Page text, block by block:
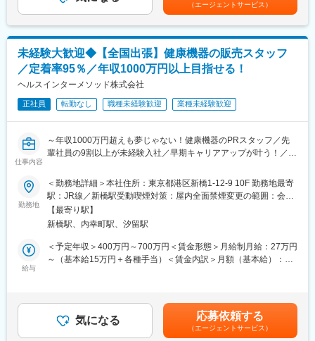
を頂くなど基礎的な知識を身につけてからの現場配属になりま
す。現場配属後も上長や先輩社員との営業動向や勉強会、年次や
階層別の研修プログラムを用意しているため、継続的に知識習得
をする環境が整っております。
※初期研修期間中は会社で手配するビジネスホテルに宿泊していた
だきます。
・マネージャー、本社部門など、長期的に多くのキャリアパスが
例）GROWプログラム：短期間にて他部署の業務体験が可能／社
内公募制度：職種、セクター間の異動を行える制度
変更の範囲：会社の定める業務
■具体的な業務：
◇据付（搬入・組立・調整・取扱い説明）
◇保守（保守契約・点検契約）
◇整備（保守に含まない部品等の交換）
◇修理（故障オンコールを受け訪問し復旧）
MRI装置、CT装置、X線撮影装置、超音波診断装置、骨密度測定
装置等
病院、クリニック等の医療機関
お客様が満足する製品・サービス・ソリューションを提供するこ
とで、医療業界の課題を解決し人々の健康や豊かな生活に貢献す
ることができます。
■教育制度：
千葉県柏市にある研修施設でサービスエンジニアとしての研修実
施の場合があります。また、ビジネス基礎力向上のため富士フイ
変更の範囲：会社の定める業務
（エージェントサービス）
未経験大歓迎◆【全国出張】健康機器の販売スタッフ
／定着率95％／年収1000万円以上目指せる！
ヘルスインターメソッド株式会社
正社員 転勤なし 職種未経験歓迎 業種未経験歓迎
仕事内容
～年収1000万円超えも夢じゃない！健康機器のPRスタッフ／先
輩社員の9割以上が未経験入社／早期キャリアアップが叶う！／社
【仕事内容】
全国の商業施設や大型スーパー、ドンキ、駐車場内プレハブ会場
などで開催される、
長期型の“体験イベント” にて、家庭用医療機器の PR・体験サポー
ト・販売 を行う仕事です。
毎日来場されるお客様の健康をサポートしながら、チームで売場
・イベント会場のブース設営（機材配置・ディスプレイなど）
・健康に関する簡単なヒアリング（肩こり、睡眠、姿勢など）
・家庭用医療機器の体験サポート（安全確認／使用方法案内）
勤務地
＜勤務地詳細＞本社住所：東京都港区新橋1-12-9 10F 勤務地最寄
駅：JR線／新橋駅受動喫煙対策：屋内全面禁煙変更の範囲：会社
の定める事業所
【最寄り駅】
新橋駅、内幸町駅、汐留駅
給与
＜予定年収＞400万円～700万円＜賃金形態＞月給制月給：27万円
～（基本給15万円＋各種手当）＜賃金内訳＞月額（基本給）：
＞※経験・年齢・能力などを考慮の上決定※年3回、売上の14～
20％をインセンティブとして支給※現社員は入社後平均1年で店舗
責任者（店長）へ昇進し月給30万円以上＋歩合給、年収1000万円
気になる 応募依頼する
（エージェントサービス）